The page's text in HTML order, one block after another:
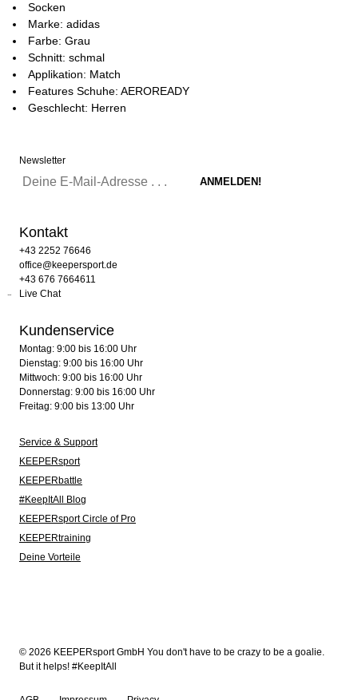
Socken
Marke: adidas
Farbe: Grau
Schnitt: schmal
Applikation: Match
Features Schuhe: AEROREADY
Geschlecht: Herren
Newsletter
Kontakt
+43 2252 76646
office@keepersport.de
+43 676 7664611
Live Chat
Kundenservice
Montag: 9:00 bis 16:00 Uhr
Dienstag: 9:00 bis 16:00 Uhr
Mittwoch: 9:00 bis 16:00 Uhr
Donnerstag: 9:00 bis 16:00 Uhr
Freitag: 9:00 bis 13:00 Uhr
Service & Support
KEEPERsport
KEEPERbattle
#KeepItAll Blog
KEEPERsport Circle of Pro
KEEPERtraining
Deine Vorteile
© 2026 KEEPERsport GmbH You don't have to be crazy to be a goalie.
But it helps! #KeepItAll